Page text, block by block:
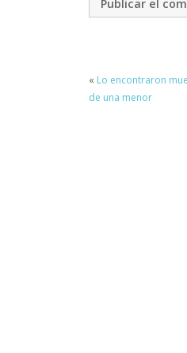
« Lo encontraron
de una menor